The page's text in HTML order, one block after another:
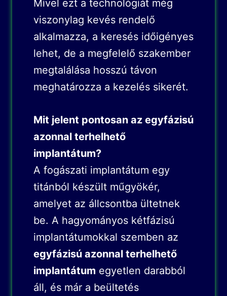
Mivel ezt a technológiát még
viszonylag kevés rendelő
alkalmazza, a keresés időigényes
lehet, de a megfelelő szakember
megtalálása hosszú távon
meghatározza a kezelés sikerét.
Mit jelent pontosan az egyfázisú
azonnal terhelhető
implantátum?
A fogászati implantátum egy
titánból készült műgyökér,
amelyet az állcsontba ültetnek
be. A hagyományos kétfázisú
implantátumokkal szemben az
egyfázisú azonnal terhelhető
implantátum egyetlen darabból
áll, és már a beültetés